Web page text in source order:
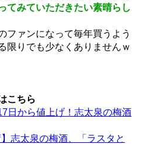
てみていただきたい素晴らし
ファンになって毎年買うよう
限りでも少なくありませんｗ
こちら
日から値上げ！志太泉の梅酒
】志太泉の梅酒、「ラスタと